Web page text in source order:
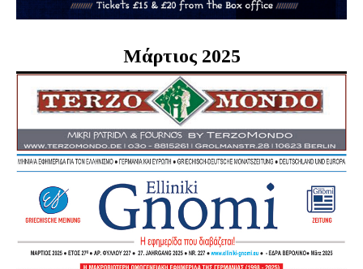
Μάρτιος 2025